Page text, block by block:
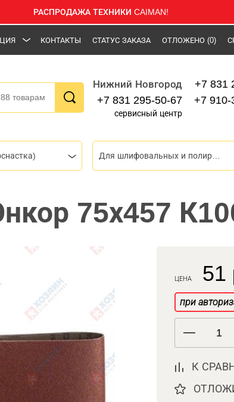
РАСПРОДАЖА ТЕХНИКИ CAIMAN!
КОНТАКТЫ СТАТУС ЗАКАЗА ОТЛОЖЕНО (0)
Нижний Новгород
+7 831 295-50-67
сервисный центр
+7 831
+7 910-
75х457
ЦЕНА 51
при
К